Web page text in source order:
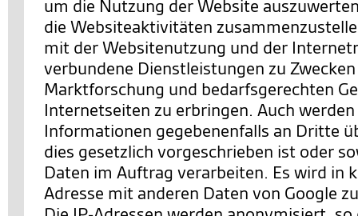
um die Nutzung der Website
die Websiteaktivitäten
mit der Websitenutzung und der
verbundene Dienstleistungen zu
Marktforschung und bedarfsgerechten
Internetseiten zu erbringen. Auch werden
Informationen gegebenenfalls an Dritte
dies gesetzlich vorgeschrieben ist oder
Daten im Auftrag verarbeiten. Es wird in
Adresse mit anderen Daten von Google